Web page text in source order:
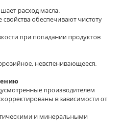
расход масла.
обеспечивают чистоту
при попадании продуктов
невспенивающееся.
производителем
в зависимости от
и минеральными